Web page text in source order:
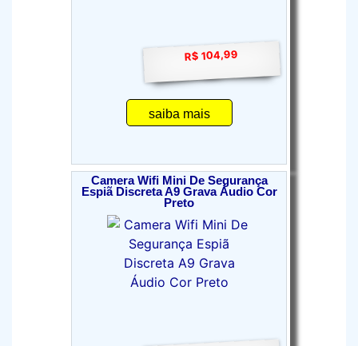
R$ 104,99
saiba mais
Camera Wifi Mini De Segurança
Espiã Discreta A9 Grava Áudio Cor
Preto